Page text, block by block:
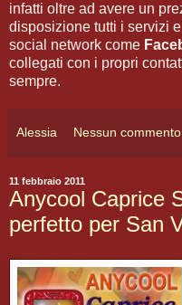
infatti oltre ad avere un
disposizione tutti i servizi
social network come
collegati con i propri
sempre.
Alessia Nessun
11 febbraio 2011
Anycool Caprice
perfetto per San